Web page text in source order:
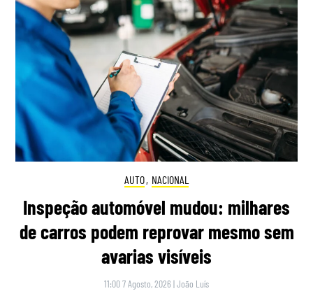
AUTO, NACIONAL
Inspeção automóvel mudou: milhares
de carros podem reprovar mesmo sem
avarias visíveis
11:00 7 Agosto, 2026 |João Luís